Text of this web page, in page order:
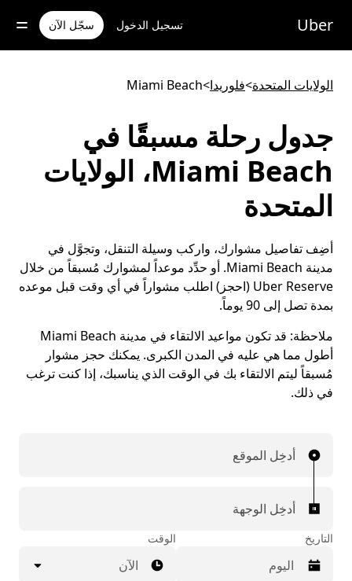
للوصول
المحتوى
Uber تسجيل الدخول سجّل الآن
الولايات المتحدة>فلوريدا>
Miami Beach
جدول رحلة مسبقًا في
Miami Beach، الولايات
المتحدة
أضِف تفاصيل مشوارك، واركب وسيلة التنقل، وتجوَّل في
مدينة Miami Beach. أو حدِّد موعداً لمشوارك مُسبقاً من خلال
Uber Reserve (احجز) اطلب مشواراً في أي وقت قبل موعده
بمدة تصل إلى 90 يوماً.
ملاحظة:
قد تكون مواعيد الالتقاء في مدينة Miami Beach
أطول مما هي عليه في المدن الكبرى. يمكنك حجز مشوار
مُسبقاً ليتم الالتقاء بك في الوقت الذي يناسبك، إذا كنت ترغب
في ذلك.
أدخِل الموقع
أدخِل الوجهة
التاريخ الوقت
الآن